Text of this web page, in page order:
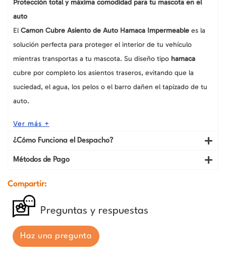
Protección total y máxima comodidad para tu mascota en el
auto
El Camon Cubre Asiento de Auto Hamaca Impermeable es la
solución perfecta para proteger el interior de tu vehículo
mientras transportas a tu mascota. Su diseño tipo hamaca
cubre por completo los asientos traseros, evitando que la
suciedad, el agua, los pelos o el barro dañen el tapizado de tu
auto.
Ver más +
¿Cómo Funciona el Despacho?
Métodos de Pago
Compartir:
Preguntas y respuestas
Haz una pregunta